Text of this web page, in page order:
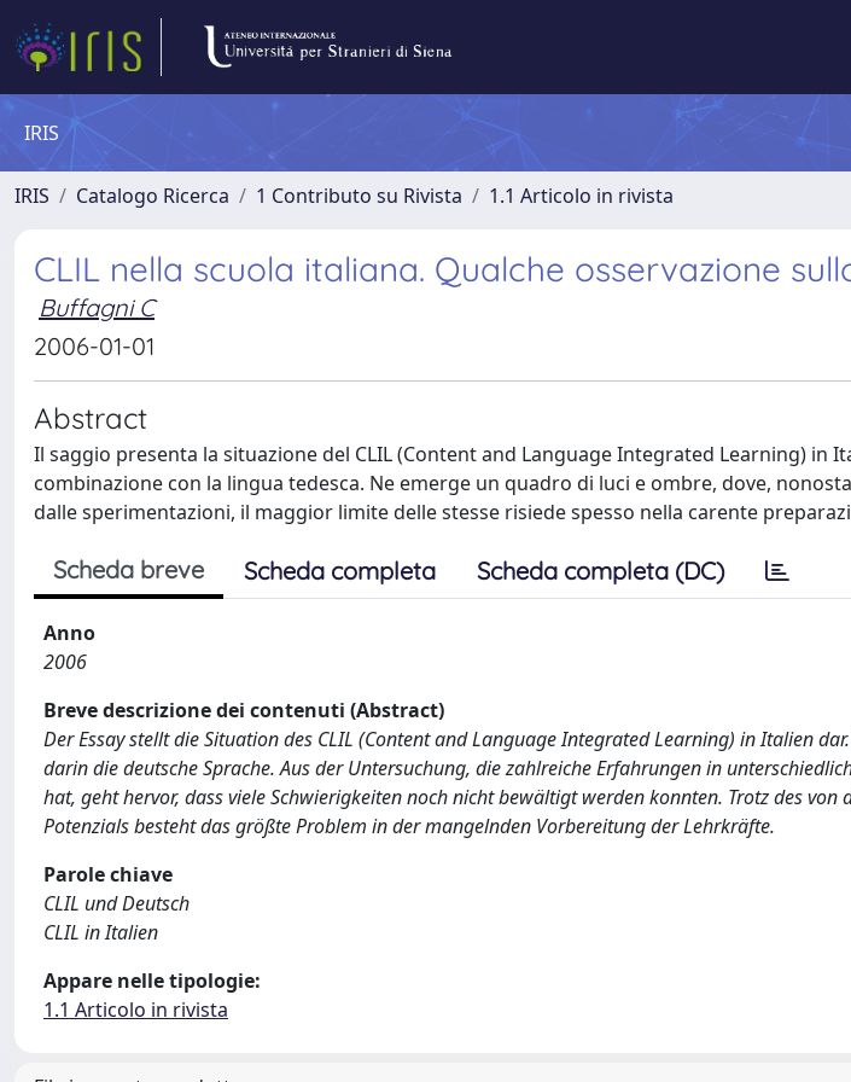
IRIS
IRIS Catalogo Ricerca 1 Contributo su Rivista 1.1 Articolo in rivista
CLIL nella scuola italiana. Qualche osservazione
Buffagni C
2006-01-01
Abstract
Il saggio presenta la situazione del CLIL (Content and Language Integrated Learning) in
combinazione con la lingua tedesca. Ne emerge un quadro di luci e ombre, dove,
dalle sperimentazioni, il maggior limite delle stesse risiede spesso nella carente
Scheda breve Scheda completa Scheda completa (DC)
Anno
2006
Breve descrizione dei contenuti (Abstract)
Der Essay stellt die Situation des CLIL (Content and Language Integrated Learning) in Italien
darin die deutsche Sprache. Aus der Untersuchung, die zahlreiche Erfahrungen in
hat, geht hervor, dass viele Schwierigkeiten noch nicht bewältigt werden konnten. Trotz des von
Potenzials besteht das größte Problem in der mangelnden Vorbereitung der Lehrkräfte.
Parole chiave
CLIL und Deutsch
CLIL in Italien
Appare nelle tipologie:
1.1 Articolo in rivista